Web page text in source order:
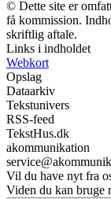
© Dette site er
få kommission.
skriftlig aftale.
Links i indholdet
Webkort
Opslag
Dataarkiv
Tekstunivers
RSS-feed
TekstHus.dk
akommunikation
Vil du have nyt fra
Viden du kan bruge